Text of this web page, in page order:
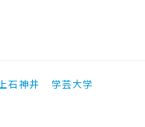
上石神井
学芸大学